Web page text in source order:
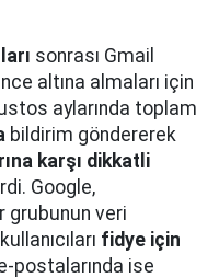
sonrası Gmail
altına almaları için
aylarında toplam
bildirim göndererek
karşı dikkatli
Google,
grubunun veri
fidye için
postalarında ise